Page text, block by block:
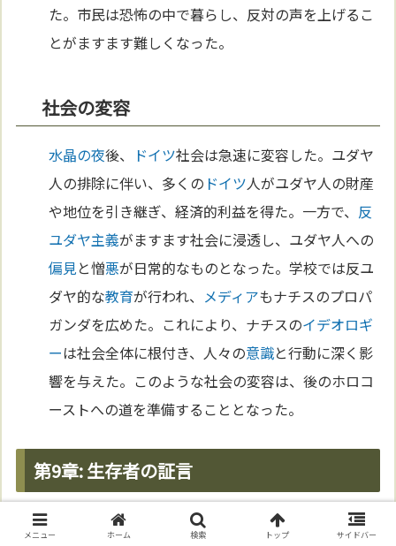
た。市民は恐怖の中で暮らし、反対の声を上げるこ
とがますます難しくなった。
社会の変容
水晶の夜後、 ドイツ社会は急速に変容した。ユダヤ
人の排除に伴い、多くの ドイツ人がユダヤ人の財産
や地位を引き継ぎ、経済的利益を得た。一方で、 反
ユダヤ主義がますます社会に浸透し、ユダヤ人への
偏見と憎悪が日常的なものとなった。学校では反ユ
ダヤ的な教育が行われ、 メディアもナチスのプロパ
ガンダを広めた。これにより、ナチスのイデオロギ
ーは社会全体に根付き、人々の意識と行動に深く影
響を与えた。このような社会の変容は、後のホロコ
ーストへの道を準備することとなった。
第9章: 生存者の証言
恐怖の記憶
メニュー ホーム 検索 トップ サイドバー